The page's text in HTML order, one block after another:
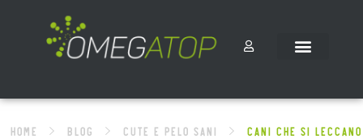
Home Blog CUTE E PELO SANI
CANI CHE SI LECCANO